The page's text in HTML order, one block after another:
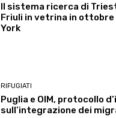
Il sistema ricerca di
Friuli in vetrina in ottobre
York
RIFUGIATI
Puglia e OIM, protocollo
sull’integrazione dei